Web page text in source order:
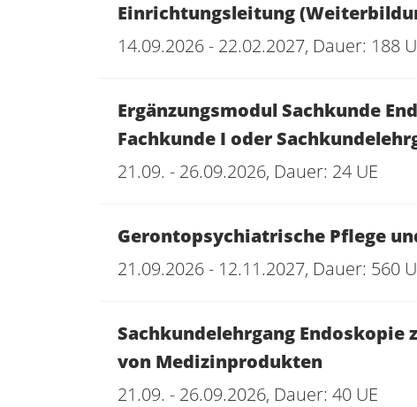
Einrichtungsleitung
14.09.2026 - 22.02.2027, Dauer: 188
Ergänzungsmodul Sachkunde
Fachkunde I oder
21.09. - 26.09.2026, Dauer: 24 UE
Gerontopsychiatrische Pflege
21.09.2026 - 12.11.2027, Dauer: 560
Sachkundelehrgang
von Medizinprodukten
21.09. - 26.09.2026, Dauer: 40 UE